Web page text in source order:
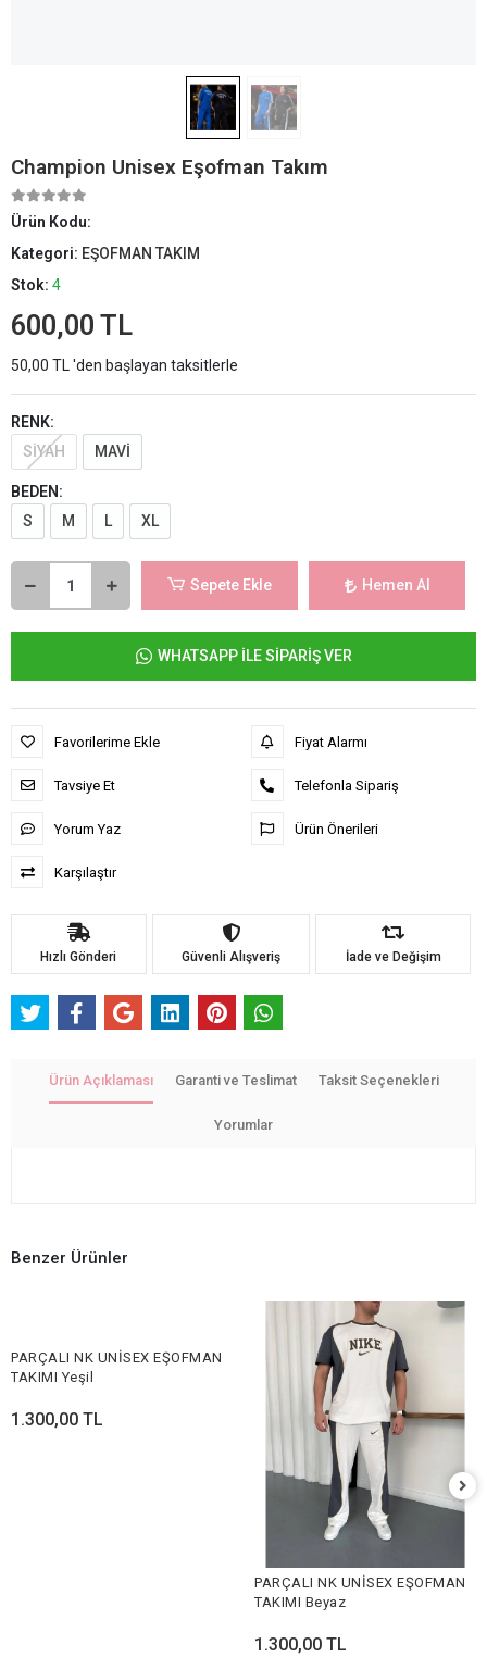
Champion Unisex Eşofman Takım
Ürün Kodu:
Kategori: EŞOFMAN TAKIM
Stok: 4
600,00 TL
50,00 TL 'den başlayan taksitlerle
RENK:
SİYAH
MAVİ
BEDEN:
S
M L XL
Sepete Ekle Hemen Al
WHATSAPP İLE SİPARİŞ VER
Favorilerime Ekle
Tavsiye Et
Yorum Yaz
Karşılaştır
Fiyat Alarmı
Telefonla Sipariş
Ürün Önerileri
Hızlı Gönderi Güvenli Alışveriş İade ve Değişim
Ürün Açıklaması Garanti ve Teslimat Taksit Seçenekleri
Yorumlar
Benzer Ürünler
PARÇALI NK UNİSEX EŞOFMAN
TAKIMI Yeşil
1.300,00 TL
PARÇALI NK UNİSEX EŞOFMAN
TAKIMI Beyaz
1.300,00 TL